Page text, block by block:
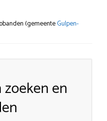
(gemeenteGulpen-
en